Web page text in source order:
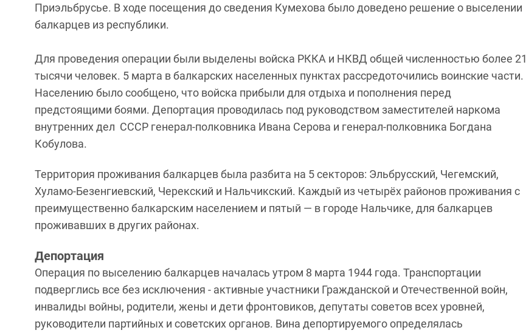
Приэльбрусье. В ходе посещения до сведения Кумехова было доведено решение о выселении
балкарцев из республики.
Для проведения операции были выделены войска РККА и НКВД общей численностью более 21
тысячи человек. 5 марта в балкарских населенных пунктах рассредоточились воинские части.
Населению было сообщено, что войска прибыли для отдыха и пополнения перед
предстоящими боями. Депортация проводилась под руководством заместителей наркома
внутренних дел СССР генерал-полковника Ивана Серова и генерал-полковника Богдана
Кобулова.
Территория проживания балкарцев была разбита на 5 секторов: Эльбрусский, Чегемский,
Хуламо-Безенгиевский, Черекский и Нальчикский. Каждый из четырёх районов проживания с
преимущественно балкарским населением и пятый — в городе Нальчике, для балкарцев
проживавших в других районах.
Депортация
Операция по выселению балкарцев началась утром 8 марта 1944 года. Транспортации
подверглись все без исключения - активные участники Гражданской и Отечественной войн,
инвалиды войны, родители, жены и дети фронтовиков, депутаты советов всех уровней,
руководители партийных и советских органов. Вина депортируемого определялась